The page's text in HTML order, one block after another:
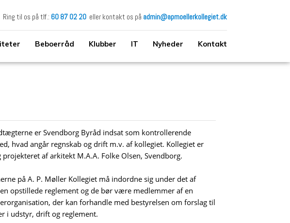
Ring til os på tlf.: 60 87 02 20 eller kontakt os på admin@apmoellerkollegiet.dk
Beboerråd Klubber IT Nyheder Kontakt
er Svendborg Byråd indsat som kontrollerende
hvad angår regnskab og drift m.v. af kollegiet. Kollegiet er
projekteret af arkitekt M.A.A. Folke Olsen, Svendborg.
på A. P. Møller Kollegiet må indordne sig under det af
opstillede reglement og de bør være medlemmer af en
der kan forhandle med bestyrelsen om forslag til
i udstyr, drift og reglement.